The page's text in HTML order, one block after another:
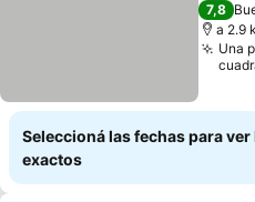
7,8
a 2.9
Una
Seleccioná las fechas para
exactos